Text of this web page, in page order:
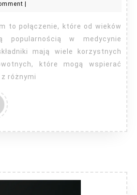
popularnością w medycynie
mają wiele korzystnych
które mogą wspierać
różnymi